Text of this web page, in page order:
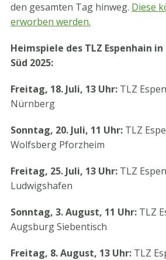
den gesamten Tag hinweg. Diese
erworben werden.
Heimspiele des TLZ Espenhain
Süd 2025:
Freitag, 18. Juli, 13 Uhr: TLZ
Nürnberg
Sonntag, 20. Juli, 11 Uhr: TLZ
Wolfsberg Pforzheim
Freitag, 25. Juli, 13 Uhr: TLZ
Ludwigshafen
Sonntag, 3. August, 11 Uhr: TLZ
Augsburg Siebentisch
Freitag, 8. August, 13 Uhr: TLZ